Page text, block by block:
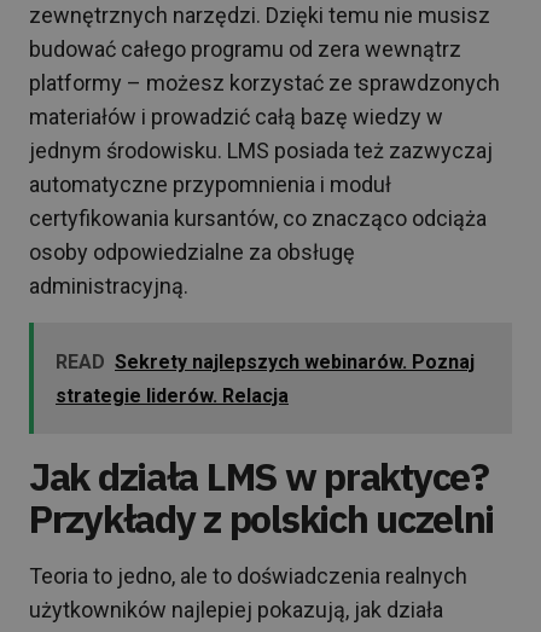
zewnętrznych narzędzi. Dzięki temu nie musisz
budować całego programu od zera wewnątrz
platformy – możesz korzystać ze sprawdzonych
materiałów i prowadzić całą bazę wiedzy w
jednym środowisku. LMS posiada też zazwyczaj
automatyczne przypomnienia i moduł
certyfikowania kursantów, co znacząco odciąża
osoby odpowiedzialne za obsługę
administracyjną.
READ Sekrety najlepszych webinarów. Poznaj
strategie liderów. Relacja
Jak działa LMS w praktyce?
Przykłady z polskich uczelni
Teoria to jedno, ale to doświadczenia realnych
użytkowników najlepiej pokazują, jak działa